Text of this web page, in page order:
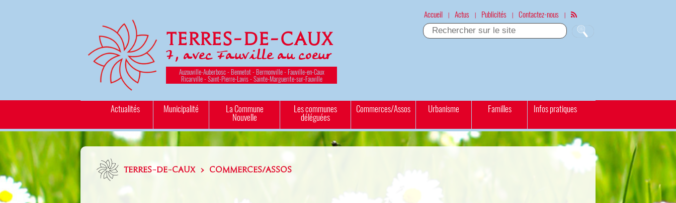
Terres-de-Caux
7, avec Fauville au coeur
Auzouville-Auberbosc - Bennetot - Bermonville - Fauville-en-Caux
Ricarville - Saint-Pierre-Lavis - Sainte-Marguerite-sur-Fauville
Accueil | Actus | Publicités | Contactez-nous |
Actualités Municipalité La Commune
Nouvelle
Les communes
déléguées
Commerces/Assos Urbanisme Familles Infos pratiques
TERRES-DE-CAUX > COMMERCES/ASSOS